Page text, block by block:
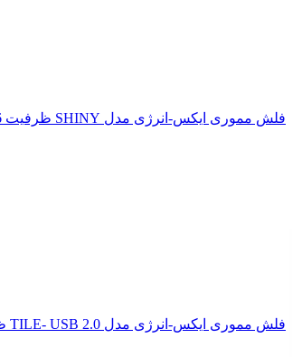
فلش مموری ایکس-انرژی مدل SHINY ظرفیت 16 گیگابایت
فلش مموری ایکس-انرژی مدل TILE- USB 2.0 ظرفیت 16 گیگابایت